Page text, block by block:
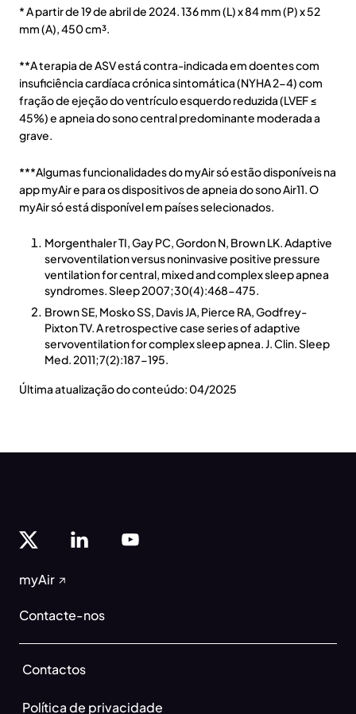
* A partir de 19 de abril de 2024. 136 mm (L) x 84 mm (P) x 52
mm (A), 450 cm³.
**A terapia de ASV está contra-indicada em doentes com
insuficiência cardíaca crónica sintomática (NYHA 2-4) com
fração de ejeção do ventrículo esquerdo reduzida (LVEF ≤
45%) e apneia do sono central predominante moderada a
grave.
***Algumas funcionalidades do myAir só estão disponíveis na
app myAir e para os dispositivos de apneia do sono Air11. O
myAir só está disponível em países selecionados.
Morgenthaler TI, Gay PC, Gordon N, Brown LK. Adaptive
servoventilation versus noninvasive positive pressure
ventilation for central, mixed and complex sleep apnea
syndromes. Sleep 2007;30(4):468-475.
Brown SE, Mosko SS, Davis JA, Pierce RA, Godfrey-
Pixton TV. A retrospective case series of adaptive
servoventilation for complex sleep apnea. J. Clin. Sleep
Med. 2011;7(2):187-195.
Última atualização do conteúdo: 04/2025
myAir
Contacte-nos
Contactos
Política de privacidade